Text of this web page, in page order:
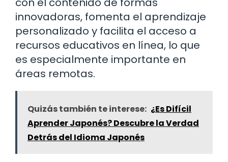
innovadoras, fomenta el aprendizaje
personalizado y facilita el acceso a
recursos educativos en línea, lo que
es especialmente importante en
áreas remotas.
Quizás también te interese: ¿Es Difícil
Aprender Japonés? Descubre la Verdad
Detrás del Idioma Japonés